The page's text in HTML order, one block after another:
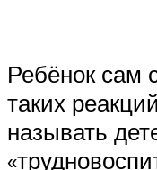
Ребёнок сам
таких
называть